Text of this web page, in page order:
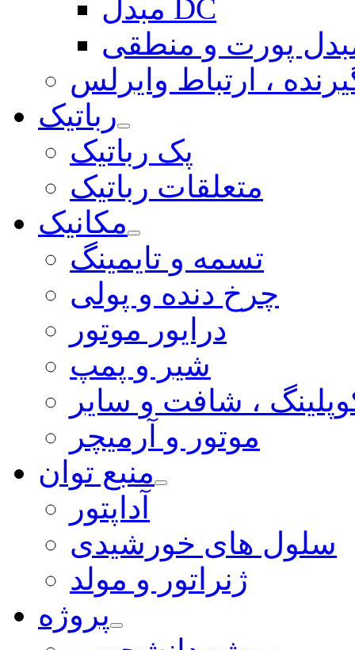
مبدل DC
پورت و منطقی
، ارتباط وایرلس
رباتیک
پک رباتیک
متعلقات رباتیک
مکانیک
تسمه و تایمینگ
چرخ دنده و پولی
درایور موتور
شیر و پمپ
، شافت و سایر
موتور و آرمیچر
منبع توان
آداپتور
سلول های خورشیدی
ژنراتور و مولد
پروژه